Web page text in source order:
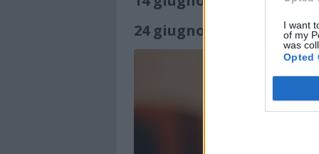
I want
of my
was
Opted
24 giugno
Avatar: Fire